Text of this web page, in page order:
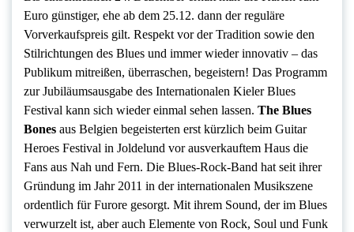
Euro günstiger, ehe ab dem 25.12. dann der reguläre
Vorverkaufspreis gilt. Respekt vor der Tradition sowie den
Stilrichtungen des Blues und immer wieder innovativ – das
Publikum mitreißen, überraschen, begeistern! Das Programm
zur Jubiläumsausgabe des Internationalen Kieler Blues
Festival kann sich wieder einmal sehen lassen. The Blues
Bones aus Belgien begeisterten erst kürzlich beim Guitar
Heroes Festival in Joldelund vor ausverkauftem Haus die
Fans aus Nah und Fern. Die Blues-Rock-Band hat seit ihrer
Gründung im Jahr 2011 in der internationalen Musikszene
ordentlich für Furore gesorgt. Mit ihrem Sound, der im Blues
verwurzelt ist, aber auch Elemente von Rock, Soul und Funk